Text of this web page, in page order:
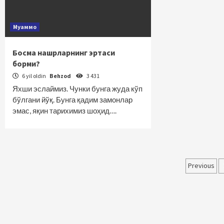
Муаммо
Босма нашрларнинг эртаси
борми?
6 yil oldin Behzod 3 431
Яхши эслаймиз. Чунки бунга жуда кўп
бўлгани йўқ. Бунга қадим замонлар
эмас, яқин тарихимиз шоҳид….
Previous